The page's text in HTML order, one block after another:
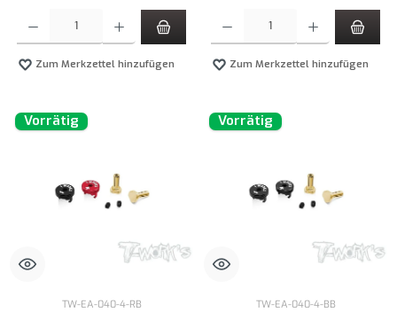
Zum Merkzettel hinzufügen Zum Merkzettel hinzufügen
Vorrätig
TW-EA-040-4-RB
Vorrätig
TW-EA-040-4-BB